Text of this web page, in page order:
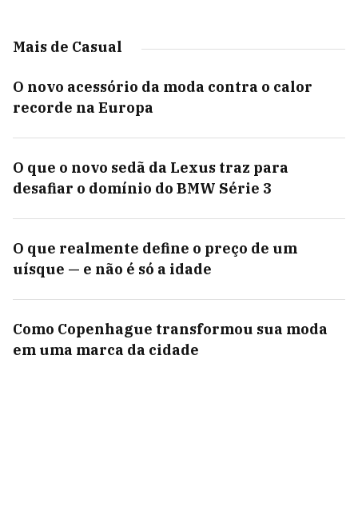
Mais de Casual
O novo acessório da moda contra o calor
recorde na Europa
O que o novo sedã da Lexus traz para
desafiar o domínio do BMW Série 3
O que realmente define o preço de um
uísque — e não é só a idade
Como Copenhague transformou sua moda
em uma marca da cidade